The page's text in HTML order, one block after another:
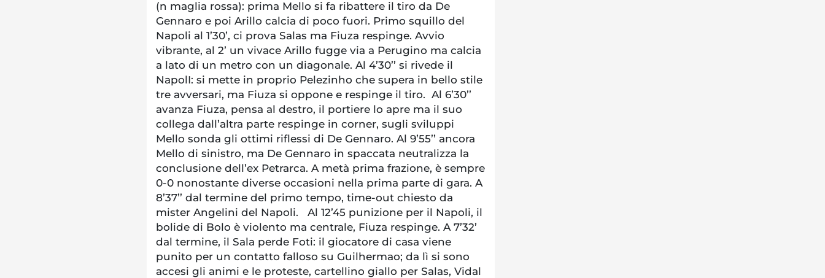
(n maglia rossa): prima Mello si fa ribattere il tiro da De
Gennaro e poi Arillo calcia di poco fuori. Primo squillo del
Napoli al 1’30’, ci prova Salas ma Fiuza respinge. Avvio
vibrante, al 2’ un vivace Arillo fugge via a Perugino ma calcia
a lato di un metro con un diagonale. Al 4’30’’ si rivede il
NapolI: si mette in proprio Pelezinho che supera in bello stile
tre avversari, ma Fiuza si oppone e respinge il tiro. Al 6’30’’
avanza Fiuza, pensa al destro, il portiere lo apre ma il suo
collega dall’altra parte respinge in corner, sugli sviluppi
Mello sonda gli ottimi riflessi di De Gennaro. Al 9’55’’ ancora
Mello di sinistro, ma De Gennaro in spaccata neutralizza la
conclusione dell’ex Petrarca. A metà prima frazione, è sempre
0-0 nonostante diverse occasioni nella prima parte di gara. A
8’37’’ dal termine del primo tempo, time-out chiesto da
mister Angelini del Napoli. Al 12’45 punizione per il Napoli, il
bolide di Bolo è violento ma centrale, Fiuza respinge. A 7’32’
dal termine, il Sala perde Foti: il giocatore di casa viene
punito per un contatto falloso su Guilhermao; da lì si sono
accesi gli animi e le proteste, cartellino giallo per Salas, Vidal